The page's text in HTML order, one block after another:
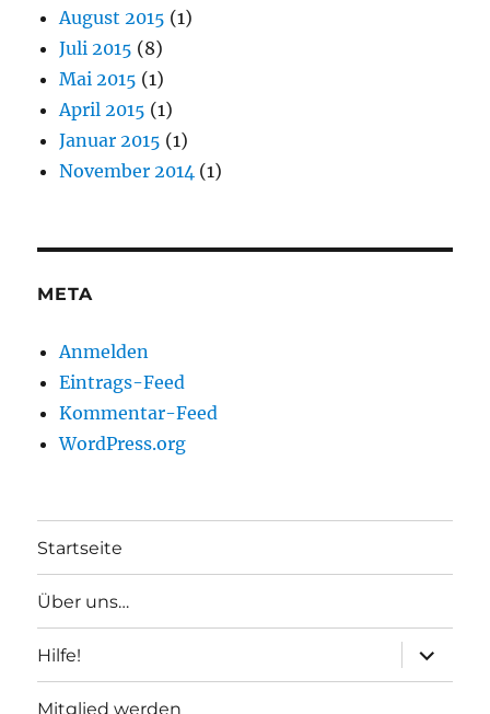
August 2015 (1)
Juli 2015 (8)
Mai 2015 (1)
April 2015 (1)
Januar 2015 (1)
November 2014 (1)
META
Anmelden
Eintrags-Feed
Kommentar-Feed
WordPress.org
Startseite
Über uns…
Hilfe!
anzeigen
Mitglied werden